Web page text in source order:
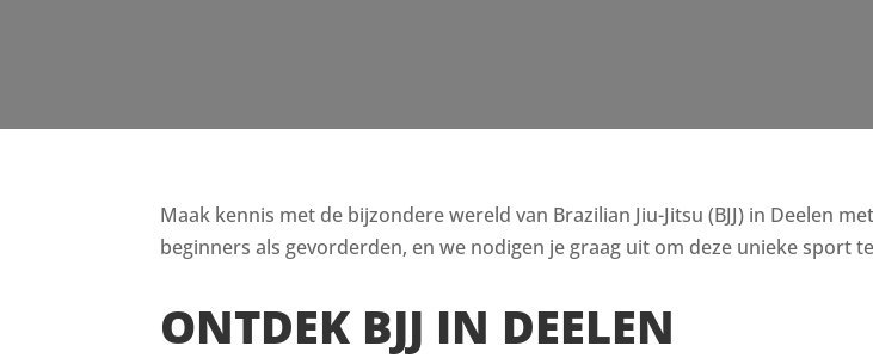
Maak kennis met de bijzondere wereld van Brazilian Jiu-Jitsu (BJJ) in Deelen
beginners als gevorderden, en we nodigen je graag uit om deze unieke sport
ONTDEK BJJ IN DEELEN